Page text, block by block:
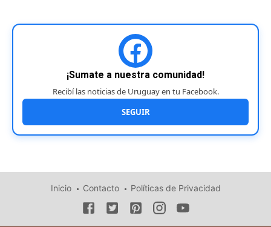
¡Sumate a nuestra comunidad!
Recibí las noticias de Uruguay en tu Facebook.
SEGUIR
Inicio Contacto Políticas de Privacidad